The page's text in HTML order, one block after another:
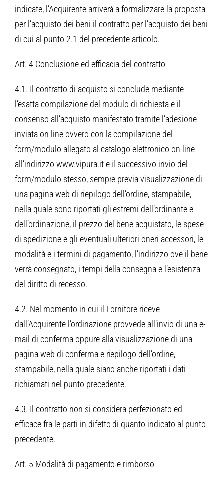
indicate, l’Acquirente arriverà a formalizzare la proposta
per l’acquisto dei beni il contratto per l’acquisto dei beni
di cui al punto 2.1 del precedente articolo.
Art. 4 Conclusione ed efficacia del contratto
4.1. Il contratto di acquisto si conclude mediante
l’esatta compilazione del modulo di richiesta e il
consenso all’acquisto manifestato tramite l’adesione
inviata on line ovvero con la compilazione del
form/modulo allegato al catalogo elettronico on line
all’indirizzo www.vipura.it e il successivo invio del
form/modulo stesso, sempre previa visualizzazione di
una pagina web di riepilogo dell’ordine, stampabile,
nella quale sono riportati gli estremi dell’ordinante e
dell’ordinazione, il prezzo del bene acquistato, le spese
di spedizione e gli eventuali ulteriori oneri accessori, le
modalità e i termini di pagamento, l’indirizzo ove il bene
verrà consegnato, i tempi della consegna e l’esistenza
del diritto di recesso.
4.2. Nel momento in cui il Fornitore riceve
dall’Acquirente l’ordinazione provvede all’invio di una e-
mail di conferma oppure alla visualizzazione di una
pagina web di conferma e riepilogo dell’ordine,
stampabile, nella quale siano anche riportati i dati
richiamati nel punto precedente.
4.3. Il contratto non si considera perfezionato ed
efficace fra le parti in difetto di quanto indicato al punto
precedente.
Art. 5 Modalità di pagamento e rimborso